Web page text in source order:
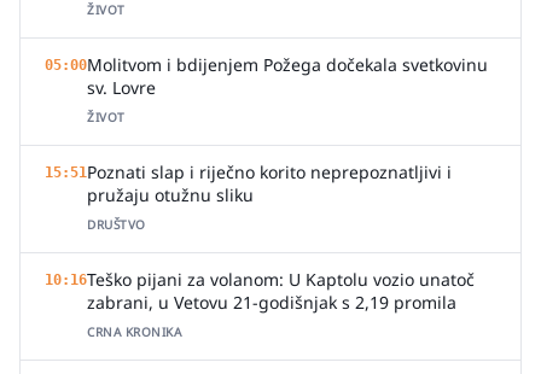
ŽIVOT
05:00Molitvom i bdijenjem Požega dočekala svetkovinu
sv. Lovre
ŽIVOT
15:51Poznati slap i riječno korito neprepoznatljivi i
pružaju otužnu sliku
DRUŠTVO
10:16Teško pijani za volanom: U Kaptolu vozio unatoč
zabrani, u Vetovu 21-godišnjak s 2,19 promila
CRNA KRONIKA